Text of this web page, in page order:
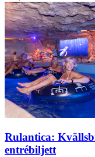
Rulantica:
entrébiljett